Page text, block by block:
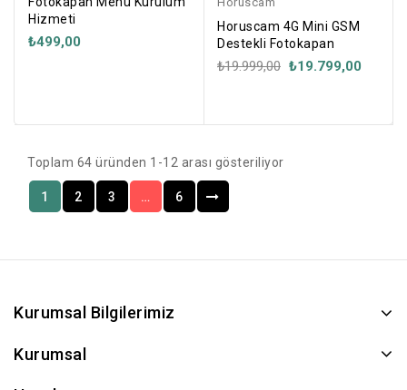
Hizmeti
₺499,00
Horuscam 4G Mini GSM
Destekli Fotokapan
₺19.999,00 ₺19.799,00
Toplam 64 üründen 1-12 arası gösteriliyor
1 2 3 … 6
Kurumsal Bilgilerimiz
Kurumsal